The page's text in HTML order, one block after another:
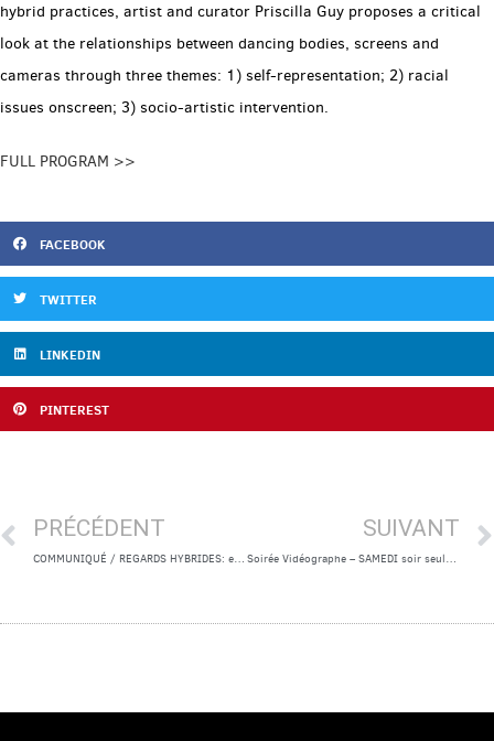
hybrid practices, artist and curator Priscilla Guy proposes a critical
look at the relationships between dancing bodies, screens and
cameras through three themes: 1) self-representation; 2) racial
issues onscreen; 3) socio-artistic intervention.
FULL PROGRAM >>
FACEBOOK
TWITTER
LINKEDIN
PINTEREST
PRÉCÉDENT
COMMUNIQUÉ / REGARDS HYBRIDES: entre corps et caméras, danse et cinéma
SUIVANT
Soirée Vidéographe – SAMEDI soir seulement / SATURDAY evening only